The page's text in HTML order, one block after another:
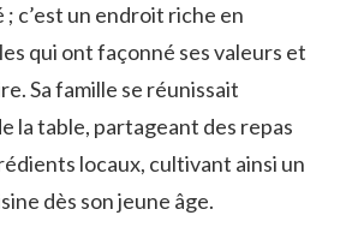
; c’est un endroit riche en
qui ont façonné ses valeurs et
Sa famille se réunissait
la table, partageant des repas
locaux, cultivant ainsi un
dès son jeune âge.